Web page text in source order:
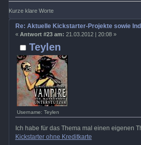
Kurze klare Worte
Teylen
Username: Teylen
Re: Aktuelle Kickstarter-Projekte sowie
« Antwort #23 am: 21.03.2012 | 20:08 »
Ich habe für das Thema mal einen eigenen
Kickstarter ohne Kreditkarte